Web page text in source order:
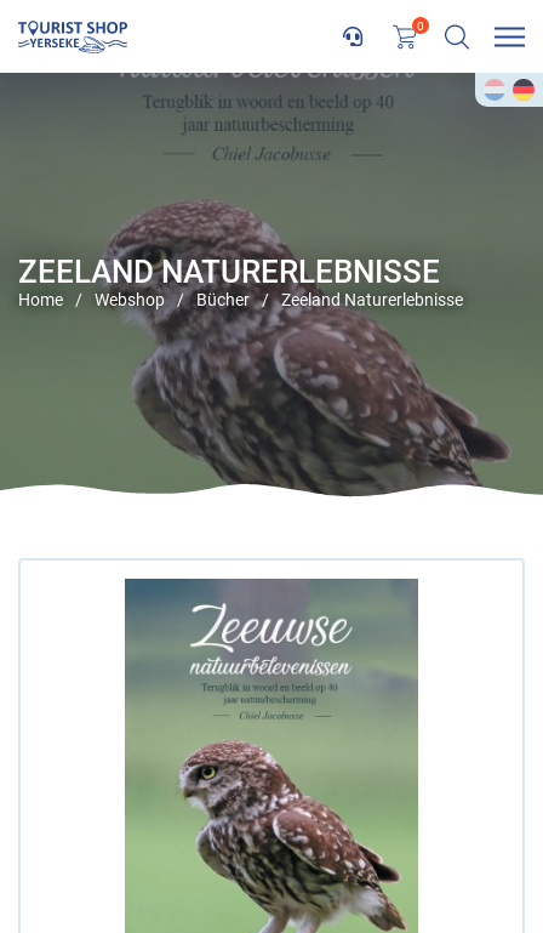
0
ZEELAND NATURERLEBNISSE
Home / Webshop / Bücher / Zeeland Naturerlebnisse